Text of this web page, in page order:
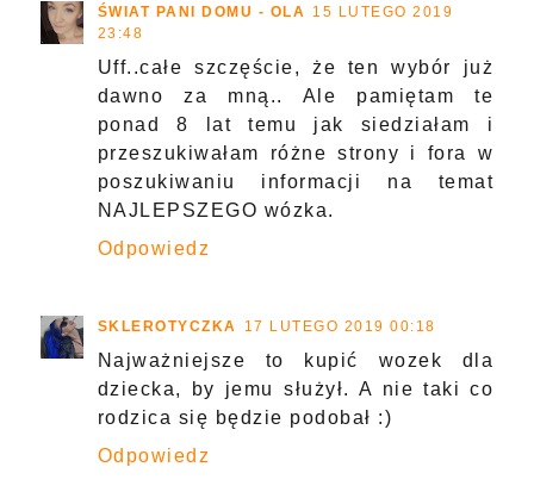
ŚWIAT PANI DOMU - OLA 15 LUTEGO 2019
23:48
Uff..całe szczęście, że ten wybór już
dawno za mną.. Ale pamiętam te
ponad 8 lat temu jak siedziałam i
przeszukiwałam różne strony i fora w
poszukiwaniu informacji na temat
NAJLEPSZEGO wózka.
Odpowiedz
SKLEROTYCZKA 17 LUTEGO 2019 00:18
Najważniejsze to kupić wozek dla
dziecka, by jemu służył. A nie taki co
rodzica się będzie podobał :)
Odpowiedz